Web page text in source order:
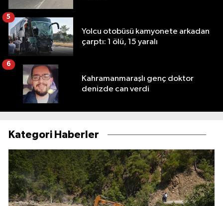
Yolcu otobüsü kamyonete arkadan
çarptı: 1 ölü, 15 yaralı
5
Kahramanmaraşlı genç doktor
denizde can verdi
6
Kategori Haberler